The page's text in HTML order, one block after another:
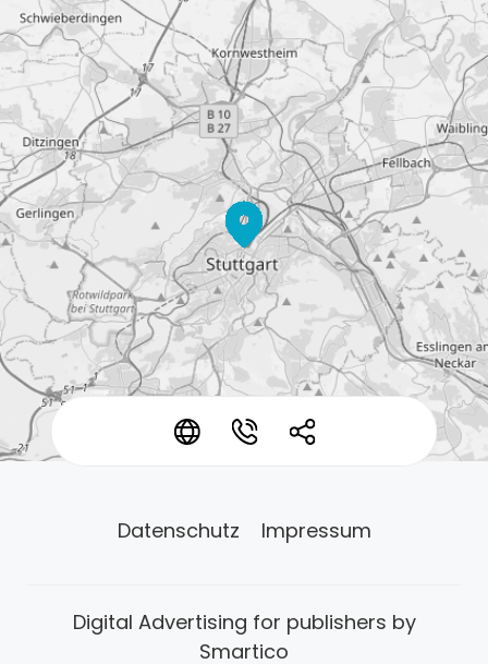
* * *
Datenschutz Impressum
Digital Advertising for publishers by
Smartico